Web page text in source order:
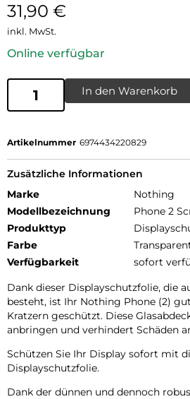
31,90 €
inkl. MwSt.
Online verfügbar
In den Warenkorb
Artikelnummer 6974434220829
Zusätzliche Informationen
Marke
Nothing
Modellbezeichnung
Phone 2
Produkttyp
Farbe
Verfügbarkeit
sofort
Dank dieser Displayschutzfolie, die
besteht, ist Ihr Nothing Phone (2)
Kratzern geschützt. Diese
anbringen und verhindert Schäden
Schützen Sie Ihr Display sofort mit
Displayschutzfolie.
Dank der dünnen und dennoch